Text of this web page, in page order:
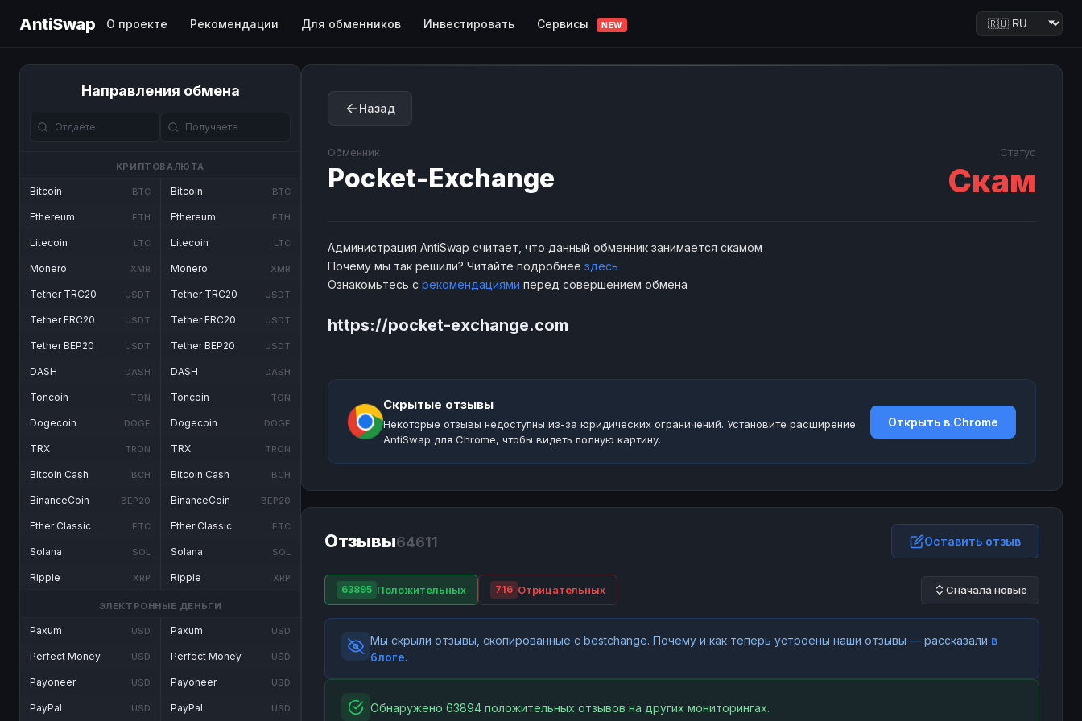
AntiSwap О проекте Рекомендации Для обменников Инвестировать Сервисы NEW
Направления обмена
КРИПТОВАЛЮТА
Bitcoin BTC
Ethereum ETH
Litecoin LTC
Monero XMR
Tether TRC20 USDT
Tether ERC20 USDT
Tether BEP20 USDT
DASH DASH
Toncoin TON
Dogecoin DOGE
TRX TRON
Bitcoin Cash BCH
BinanceCoin BEP20
Ether Classic ETC
Solana SOL
Ripple XRP
Bitcoin BTC
Ethereum ETH
Litecoin LTC
Monero XMR
Tether TRC20 USDT
Tether ERC20 USDT
Tether BEP20 USDT
DASH DASH
Toncoin TON
Dogecoin DOGE
TRX TRON
Bitcoin Cash BCH
BinanceCoin BEP20
Ether Classic ETC
Solana SOL
Ripple XRP
ЭЛЕКТРОННЫЕ ДЕНЬГИ
Paxum USD
Perfect Money USD
Payoneer USD
PayPal USD
Paxum USD
Perfect Money USD
Payoneer USD
PayPal USD
Назад
Обменник
Pocket-Exchange
Статус
Скам
Администрация AntiSwap считает, что данный обменник занимается скамом
Почему мы так решили? Читайте подробнее здесь
Ознакомьтесь с рекомендациями перед совершением обмена
https://pocket-exchange.com
Скрытые отзывы
Некоторые отзывы недоступны из-за юридических ограничений. Установите расширение
AntiSwap для Chrome, чтобы видеть полную картину.
Открыть в Chrome
Отзывы64611 Оставить отзыв
63895 Положительных 716 Отрицательных Сначала новые
Мы скрыли отзывы, скопированные с bestchange. Почему и как теперь устроены наши отзывы — рассказали в
блоге.
Обнаружено 63894 положительных отзывов на других мониторингах.